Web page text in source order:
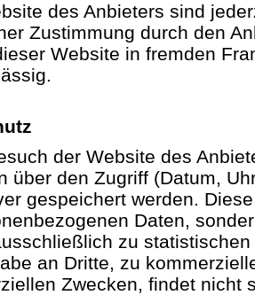
des Anbieters sind
Zustimmung durch den
Website in fremden
der Website des
über den Zugriff (Datum,
gespeichert werden.
Daten,
zu
an Dritte, zu
Zwecken, findet nicht